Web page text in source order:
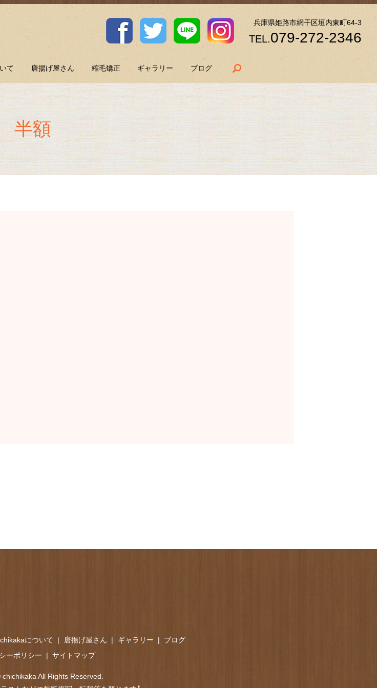
兵庫県姫路市網干区垣内東町64-3
TEL.079-272-2346
て 唐揚げ屋さん 縮毛矯正 ギャラリー ブログ
半額
について 唐揚げ屋さん ギャラリー
ブログ
ーポリシー
サイトマップ
All Rights Reserved.